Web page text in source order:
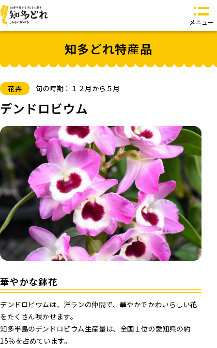
知多どれとは？
知多どれ特産品
知多どれ食卓
お問い合わせ
知多どれ特産品
花卉 旬の時期：１２月から５月
デンドロビウム
華やかな鉢花
デンドロビウムは、洋ランの仲間で、華やかでかわいらしい花
をたくさん咲かせます。
知多半島のデンドロビウム生産量は、全国１位の愛知県の約
15％を占めています。